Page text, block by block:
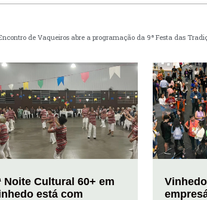
de Vaqueiros abre a programação da 9ª Festa das
Noite Cultural 60+ em
está com